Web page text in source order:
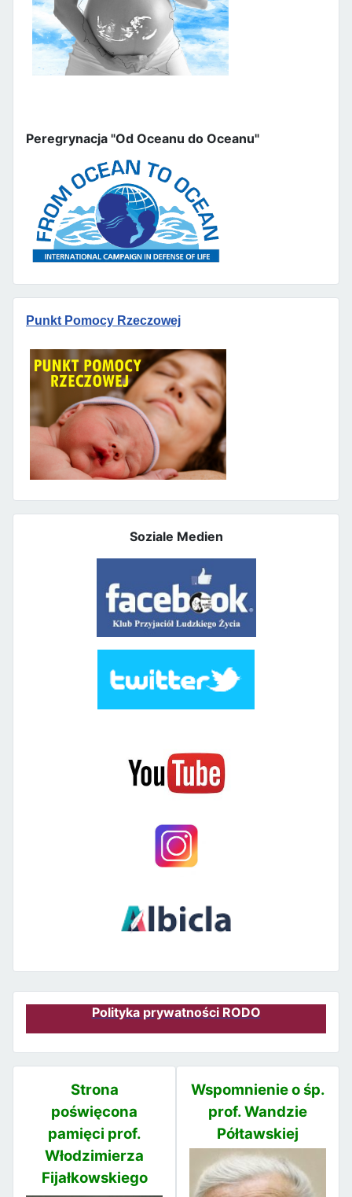
Peregrynacja "Od Oceanu do Oceanu"
Punkt Pomocy Rzeczowej
Soziale Medien
Polityka prywatności RODO
Strona
poświęcona
pamięci prof.
Włodzimierza
Fijałkowskiego
Wspomnienie o śp.
prof. Wandzie
Półtawskiej